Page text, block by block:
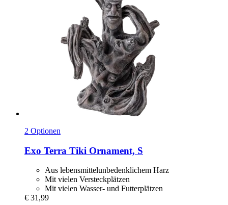
2 Optionen
Exo Terra Tiki Ornament, S
Aus lebensmittelunbedenklichem Harz
Mit vielen Versteckplätzen
Mit vielen Wasser- und Futterplätzen
€ 31,99